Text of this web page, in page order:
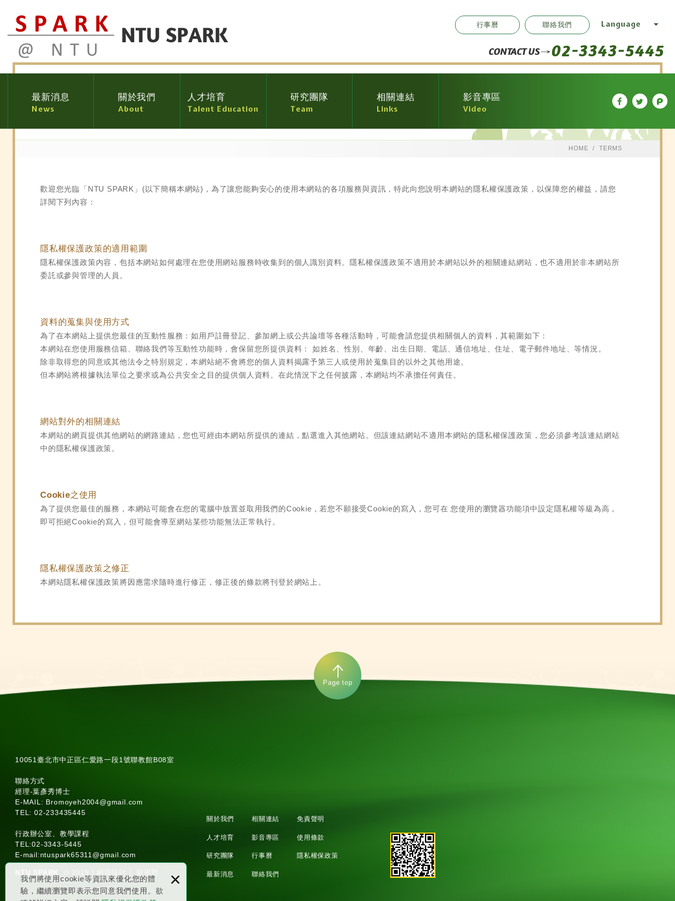
我們將使用cookie等資訊來優化您的體
驗，繼續瀏覽即表示您同意我們使用。欲
×
行事曆 聯絡我們 Language
CONTACT US 02-3343-5445
最新消息
News
關於我們
About
人才培育
Talent Education
研究團隊
Team
相關連結
Links
影音專區
Video
使用條款
HOME TERMS
歡迎您光臨「NTU SPARK」(以下簡稱本網站)，為了讓您能夠安心的使用本網站的各項服務與資訊，特此向您說明本網站的隱私權保護政策，以保障您的權益，請您
詳閱下列內容：
隱私權保護政策的適用範圍
隱私權保護政策內容，包括本網站如何處理在您使用網站服務時收集到的個人識別資料。隱私權保護政策不適用於本網站以外的相關連結網站，也不適用於非本網站所
委託或參與管理的人員。
資料的蒐集與使用方式
為了在本網站上提供您最佳的互動性服務：如用戶註冊登記、參加網上或公共論壇等各種活動時，可能會請您提供相關個人的資料，其範圍如下：
本網站在您使用服務信箱、聯絡我們等互動性功能時，會保留您所提供資料： 如姓名、性別、年齡、出生日期、電話、通信地址、住址、電子郵件地址、等情況。
除非取得您的同意或其他法令之特別規定，本網站絕不會將您的個人資料揭露予第三人或使用於蒐集目的以外之其他用途。
但本網站將根據執法單位之要求或為公共安全之目的提供個人資料。在此情況下之任何披露，本網站均不承擔任何責任。
網站對外的相關連結
本網站的網頁提供其他網站的網路連結，您也可經由本網站所提供的連結，點選進入其他網站。但該連結網站不適用本網站的隱私權保護政策，您必須參考該連結網站
中的隱私權保護政策。
Cookie之使用
為了提供您最佳的服務，本網站可能會在您的電腦中放置並取用我們的Cookie，若您不願接受Cookie的寫入，您可在 您使用的瀏覽器功能項中設定隱私權等級為高，
即可拒絕Cookie的寫入，但可能會導至網站某些功能無法正常執行。
隱私權保護政策之修正
本網站隱私權保護政策將因應需求隨時進行修正，修正後的條款將刊登於網站上。
Page top
10051臺北市中正區仁愛路一段1號聯教館B08室
聯絡方式
經理-葉彥秀博士
E-MAIL: Bromoyeh2004@gmail.com
TEL: 02-233435445
行政辦公室、教學課程
TEL:02-3343-5445
E-mail:ntuspark65311@gmail.com
NTU SPARK
關於我們
人才培育
研究團隊
最新消息
相關連結
影音專區
行事曆
聯絡我們
免責聲明
使用條款
隱私權保政策